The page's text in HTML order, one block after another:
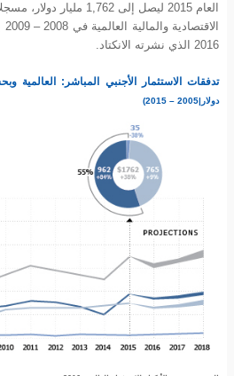
العام 2015 ليصل إلى 1,762
2016 الذي نشرته الانكتاد.
تدفقات الاستثمار الأجنبي المباشر: العالمية
دولار|2005 – 2015)